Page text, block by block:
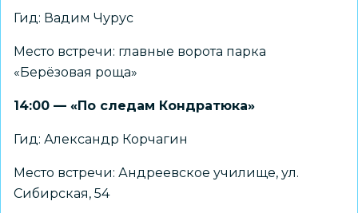
Гид: Вадим Чурус
Место встречи: главные ворота парка
«Берёзовая роща»
14:00 — «По следам Кондратюка»
Гид: Александр Корчагин
Место встречи: Андреевское училище, ул.
Сибирская, 54